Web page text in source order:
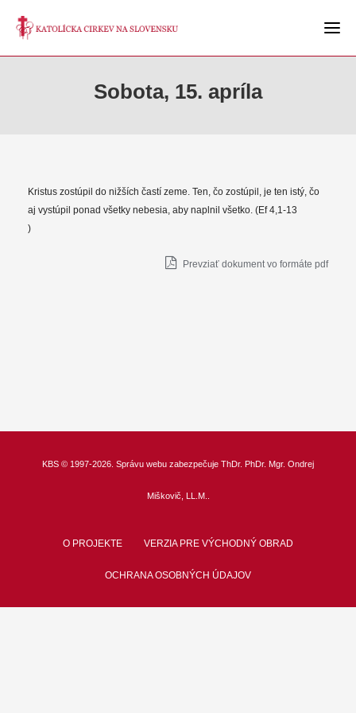
Sobota, 15. apríla
Kristus zostúpil do nižších častí zeme. Ten, čo zostúpil, je ten istý, čo
aj vystúpil ponad všetky nebesia, aby naplnil všetko. (Ef 4,1-13
)
Prevziať dokument vo formáte pdf
KBS © 1997-2026. Správu webu zabezpečuje ThDr. PhDr. Mgr. Ondrej
Miškovič, LL.M.
O PROJEKTE VERZIA PRE VÝCHODNÝ OBRAD
OCHRANA OSOBNÝCH ÚDAJOV